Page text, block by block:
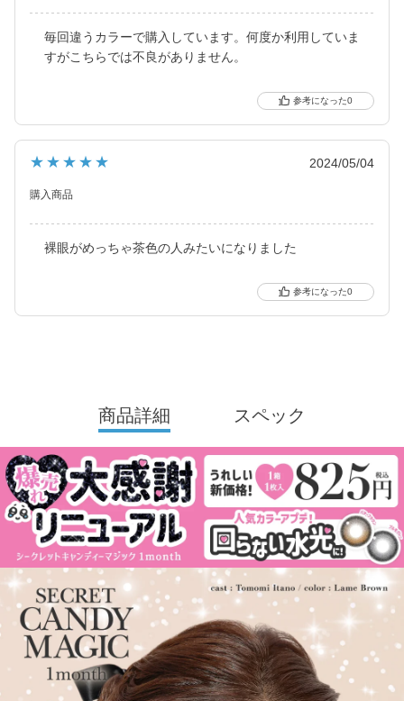
毎回違うカラーで購入しています。何度か利用していま
すがこちらでは不良がありません。
0
★★★★★ 2024/05/04
購入商品
裸眼がめっちゃ茶色の人みたいになりました
0
商品詳細 スペック